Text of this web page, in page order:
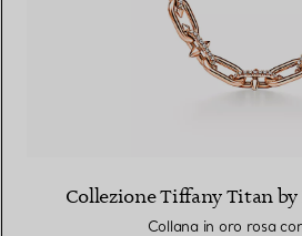
Collezione Tiffany Titan
Collana in oro rosa